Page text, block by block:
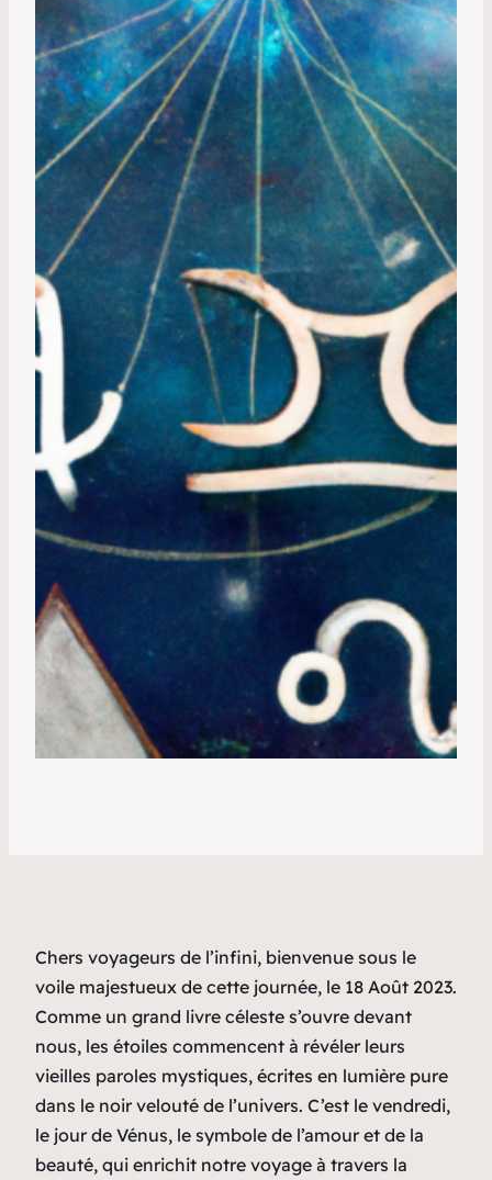
Chers voyageurs de l’infini, bienvenue sous le
voile majestueux de cette journée, le 18 Août 2023.
Comme un grand livre céleste s’ouvre devant
nous, les étoiles commencent à révéler leurs
vieilles paroles mystiques, écrites en lumière pure
dans le noir velouté de l’univers. C’est le vendredi,
le jour de Vénus, le symbole de l’amour et de la
beauté, qui enrichit notre voyage à travers la